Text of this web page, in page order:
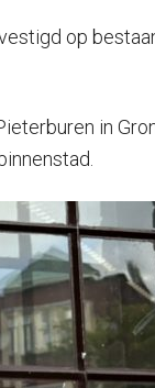
op
in